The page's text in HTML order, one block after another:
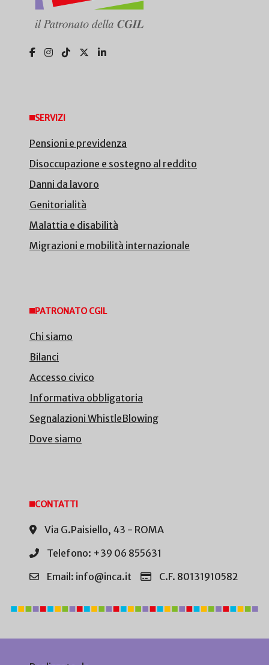
SERVIZI
Pensioni e previdenza
Disoccupazione e sostegno al reddito
Danni da lavoro
Genitorialità
Malattia e disabilità
Migrazioni e mobilità internazionale
PATRONATO CGIL
Chi siamo
Bilanci
Accesso civico
Informativa obbligatoria
Segnalazioni WhistleBlowing
Dove siamo
CONTATTI
Via G.Paisiello, 43 - ROMA
Telefono: +39 06 855631
Email: info@inca.it
C.F. 80131910582